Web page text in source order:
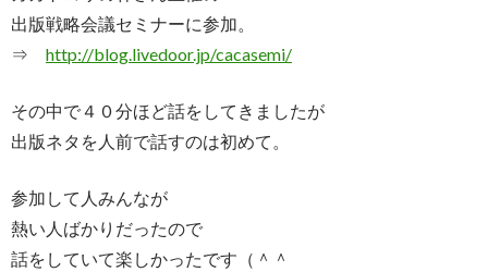
出版戦略会議セミナーに参加。
⇒ http://blog.livedoor.jp/cacasemi/
その中で４０分ほど話をしてきましたが
出版ネタを人前で話すのは初めて。
参加して人みんなが
熱い人ばかりだったので
話をしていて楽しかったです（＾＾